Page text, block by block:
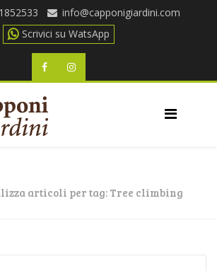
Scrivici su WatsApp
articoli per tag: Tree climbing